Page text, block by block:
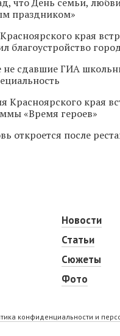
праздником»
края
благоустройство
сдавшие ГИА
Красноярского края
«Время героев»
откроется после
Новости
Статьи
Сюжеты
Фото
конфиденциальности и